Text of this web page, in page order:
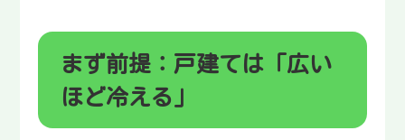
まず前提：戸建ては「広い
ほど冷える」